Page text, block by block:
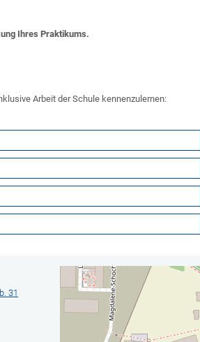
Ihres Praktikums.
Arbeit der Schule kennenzulernen:
31